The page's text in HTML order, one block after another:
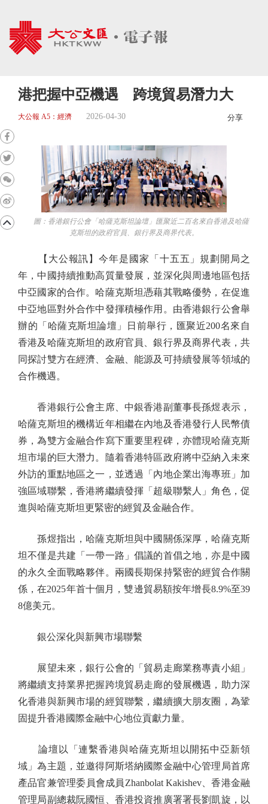
港把握中亞機遇 跨境貿易潛力大
大公報 A5：經濟 2026-04-30 分享
圖：香港銀行公會「哈薩克斯坦論壇」匯聚近二百名來自香港及哈薩
克斯坦的政府官員、銀行界及商界代表。
【大公報訊】今年是國家「十五五」規劃開局之
年，中國持續推動高質量發展，並深化與周邊地區包括
中亞國家的合作。哈薩克斯坦憑藉其戰略優勢，在促進
中亞地區對外合作中發揮積極作用。由香港銀行公會舉
辦的「哈薩克斯坦論壇」日前舉行，匯聚近200名來自
香港及哈薩克斯坦的政府官員、銀行界及商界代表，共
同探討雙方在經濟、金融、能源及可持續發展等領域的
合作機遇。
香港銀行公會主席、中銀香港副董事長孫煜表示，
哈薩克斯坦的機構近年相繼在內地及香港發行人民幣債
券，為雙方金融合作寫下重要里程碑，亦體現哈薩克斯
坦市場的巨大潛力。隨着香港特區政府將中亞納入未來
外訪的重點地區之一，並透過「內地企業出海專班」加
強區域聯繫，香港將繼續發揮「超級聯繫人」角色，促
進與哈薩克斯坦更緊密的經貿及金融合作。
孫煜指出，哈薩克斯坦與中國關係深厚，哈薩克斯
坦不僅是共建「一帶一路」倡議的首倡之地，亦是中國
的永久全面戰略夥伴。兩國長期保持緊密的經貿合作關
係，在2025年首十個月，雙邊貿易額按年增長8.9%至39
8億美元。
銀公深化與新興市場聯繫
展望未來，銀行公會的「貿易走廊業務專責小組」
將繼續支持業界把握跨境貿易走廊的發展機遇，助力深
化香港與新興市場的經貿聯繫，繼續擴大朋友圈，為鞏
固提升香港國際金融中心地位貢獻力量。
論壇以「連繫香港與哈薩克斯坦以開拓中亞新領
域」為主題，並邀得阿斯塔納國際金融中心管理局首席
產品官兼管理委員會成員Zhanbolat Kakishev、香港金融
管理局副總裁阮國恒、香港投資推廣署署長劉凱旋，以